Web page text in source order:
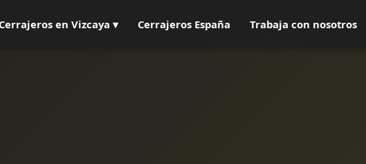
Cerrajeros en Vizcaya ▾ Cerrajeros España Trabaja con nosotros